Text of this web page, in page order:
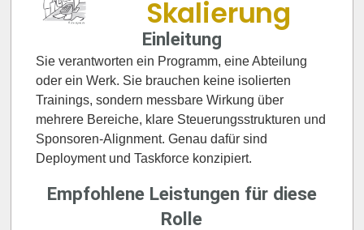
Skalierung
Einleitung
Sie verantworten ein Programm, eine Abteilung
oder ein Werk. Sie brauchen keine isolierten
Trainings, sondern messbare Wirkung über
mehrere Bereiche, klare Steuerungsstrukturen und
Sponsoren-Alignment. Genau dafür sind
Deployment und Taskforce konzipiert.
Empfohlene Leistungen für diese
Rolle